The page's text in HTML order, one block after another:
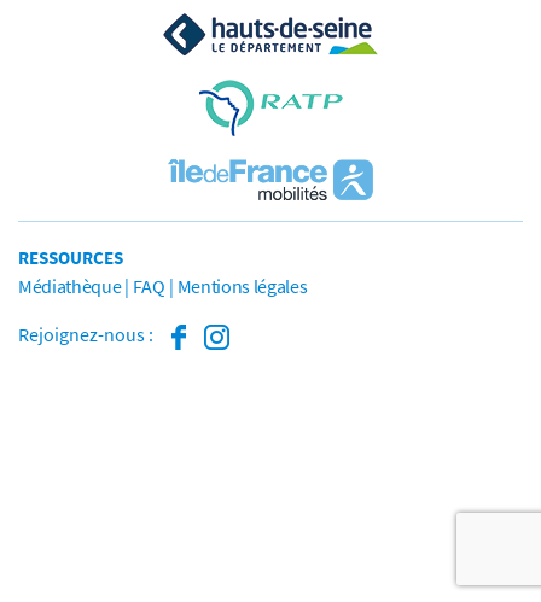
RESSOURCES
Médiathèque FAQ Mentions légales
Rejoignez-nous :